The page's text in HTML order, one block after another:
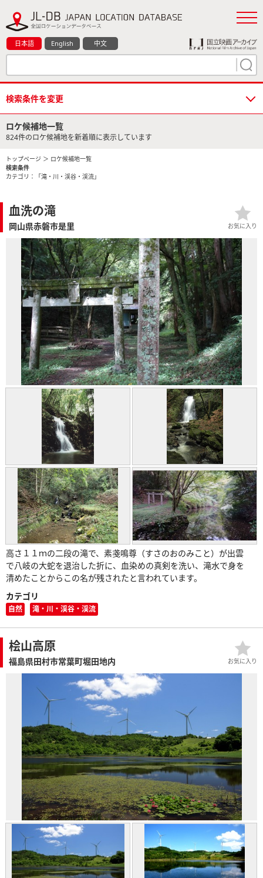
日本語 English 中文
検索条件を変更
ロケ候補地一覧
824件のロケ候補地を新着順に表示しています
トップページ ＞ ロケ候補地一覧
検索条件
カテゴリ：「滝・川・渓谷・渓流」
血洗の滝
岡山県赤磐市是里
高さ１１ｍの二段の滝で、素戔鳴尊（すさのおのみこと）が出雲
で八岐の大蛇を退治した折に、血染めの真剣を洗い、滝水で身を
清めたことからこの名が残されたと言われています。
カテゴリ
自然 滝・川・渓谷・渓流
お気に入り
桧山高原
福島県田村市常葉町堀田地内 お気に入り